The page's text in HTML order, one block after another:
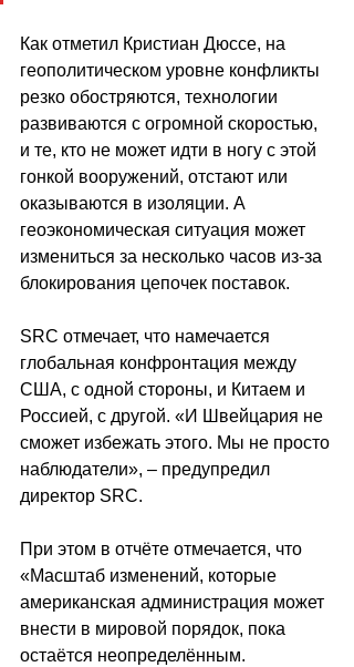
Как отметил Кристиан Дюссе, на
геополитическом уровне конфликты
резко обостряются, технологии
развиваются с огромной скоростью,
и те, кто не может идти в ногу с этой
гонкой вооружений, отстают или
оказываются в изоляции. А
геоэкономическая ситуация может
измениться за несколько часов из-за
блокирования цепочек поставок.
SRC отмечает, что намечается
глобальная конфронтация между
США, с одной стороны, и Китаем и
Россией, с другой. «И Швейцария не
сможет избежать этого. Мы не просто
наблюдатели», – предупредил
директор SRC.
При этом в отчёте отмечается, что
«Масштаб изменений, которые
американская администрация может
внести в мировой порядок, пока
остаётся неопределённым.